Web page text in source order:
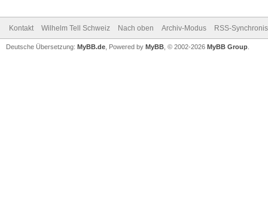
Kontakt Wilhelm Tell Schweiz Nach oben Archiv-Modus RSS-
Deutsche Übersetzung: MyBB.de , Powered by MyBB , © 2002-2026 MyBB Group